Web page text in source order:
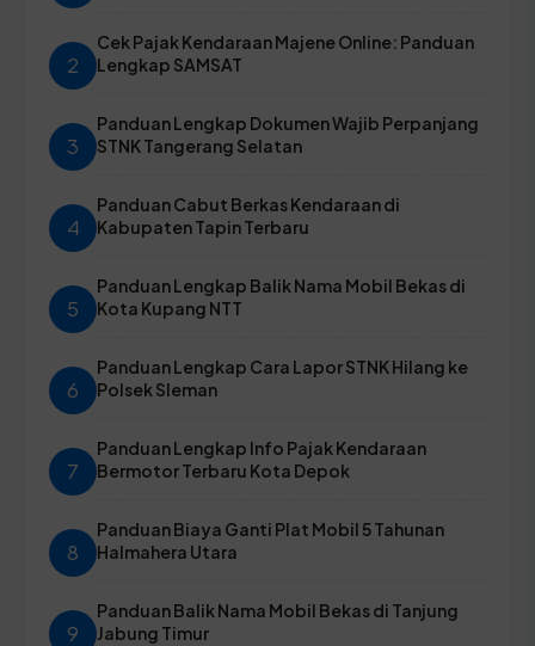
2
Cek Pajak Kendaraan Majene Online: Panduan
Lengkap SAMSAT
3
Panduan Lengkap Dokumen Wajib Perpanjang
STNK Tangerang Selatan
4
Panduan Cabut Berkas Kendaraan di
Kabupaten Tapin Terbaru
5
Panduan Lengkap Balik Nama Mobil Bekas di
Kota Kupang NTT
6
Panduan Lengkap Cara Lapor STNK Hilang ke
Polsek Sleman
7
Panduan Lengkap Info Pajak Kendaraan
Bermotor Terbaru Kota Depok
8
Panduan Biaya Ganti Plat Mobil 5 Tahunan
Halmahera Utara
9
Panduan Balik Nama Mobil Bekas di Tanjung
Jabung Timur